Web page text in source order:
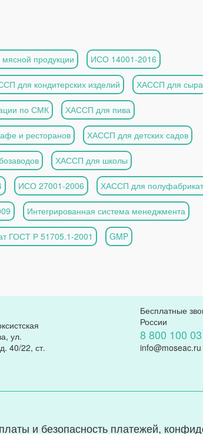
продукции ИСО 14001-2016
для кондитерских изделий ХАССП для сыра
по СМК ХАССП для пива
и ресторанов ХАССП для детских садов
ХАССП для школы
ИСО 27001-2006 ХАССП для
Интегрированная система менеджмента
ГОСТ Р 51705.1-2001 GMP
ул.
40/22, ст.
Бесплатные
России
8 800 100
info@moseac.ru
и безопасность платежей,